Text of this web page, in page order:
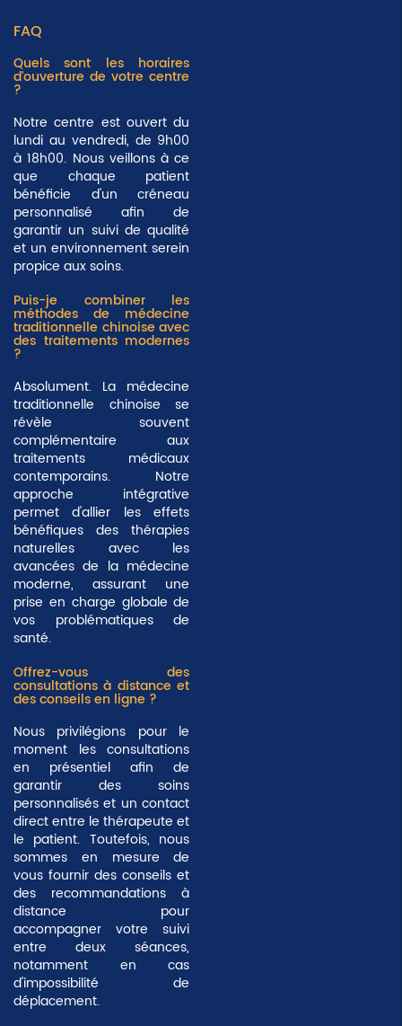
FAQ
Quels sont les horaires
d'ouverture de votre centre
?
Notre centre est ouvert du
lundi au vendredi, de 9h00
à 18h00. Nous veillons à ce
que chaque patient
bénéficie d'un créneau
personnalisé afin de
garantir un suivi de qualité
et un environnement serein
propice aux soins.
Puis-je combiner les
méthodes de médecine
traditionnelle chinoise avec
des traitements modernes
?
Absolument. La médecine
traditionnelle chinoise se
révèle souvent
complémentaire aux
traitements médicaux
contemporains. Notre
approche intégrative
permet d'allier les effets
bénéfiques des thérapies
naturelles avec les
avancées de la médecine
moderne, assurant une
prise en charge globale de
vos problématiques de
santé.
Offrez-vous des
consultations à distance et
des conseils en ligne ?
Nous privilégions pour le
moment les consultations
en présentiel afin de
garantir des soins
personnalisés et un contact
direct entre le thérapeute et
le patient. Toutefois, nous
sommes en mesure de
vous fournir des conseils et
des recommandations à
distance pour
accompagner votre suivi
entre deux séances,
notamment en cas
d'impossibilité de
déplacement.